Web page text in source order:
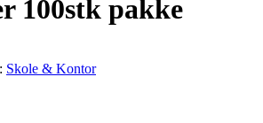
100stk pakke
Skole & Kontor